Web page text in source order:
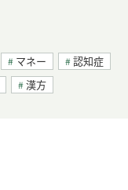
マネー
認知症
漢方